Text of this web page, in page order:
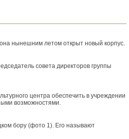
нынешним летом открыт новый корпус.
совета директоров группы
центра обеспечить в учреждении
возможностями.
бору (фото 1). Его называют